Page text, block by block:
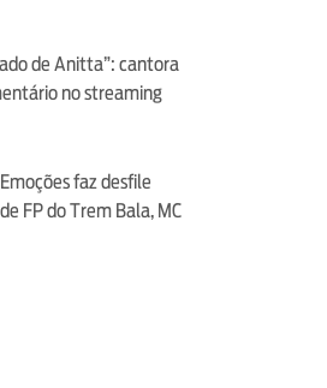
de Anitta”: cantora
no streaming
faz desfile
FP do Trem Bala, MC